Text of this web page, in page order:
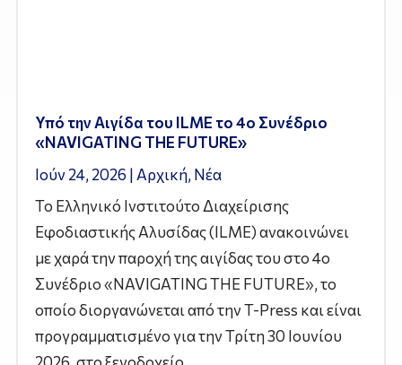
Υπό την Αιγίδα του ILME το 4ο Συνέδριο
«NAVIGATING THE FUTURE»
Ιούν 24, 2026 | Αρχική, Νέα
Το Ελληνικό Ινστιτούτο Διαχείρισης
Εφοδιαστικής Αλυσίδας (ILME) ανακοινώνει
με χαρά την παροχή της αιγίδας του στο 4ο
Συνέδριο «NAVIGATING THE FUTURE», το
οποίο διοργανώνεται από την T-Press και είναι
προγραμματισμένο για την Τρίτη 30 Ιουνίου